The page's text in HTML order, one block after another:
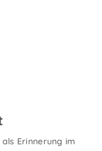
Erinnerung im